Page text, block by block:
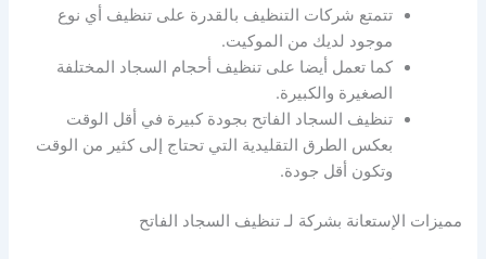
تتمتع شركات التنظيف بالقدرة على تنظيف أي نوع
موجود لديك من الموكيت.
كما تعمل أيضا على تنظيف أحجام السجاد المختلفة
الصغيرة والكبيرة.
تنظيف السجاد الفاتح بجودة كبيرة في أقل الوقت
بعكس الطرق التقليدية التي تحتاج إلى كثير من الوقت
وتكون أقل جودة.
مميزات الإستعانة بشركة لـتنظيف السجاد الفاتح